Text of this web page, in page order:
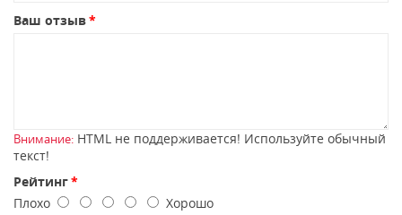
Ваш отзыв
Внимание: HTML не поддерживается! Используйте обычный
текст!
Рейтинг
Плохо
Хорошо